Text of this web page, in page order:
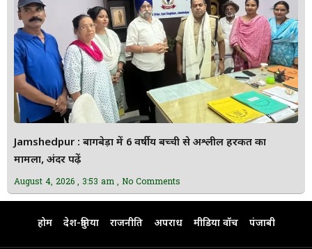
Jamshedpur : बागबेड़ा में 6 वर्षीय बच्ची से अश्लील हरकत का
मामला, अंदर पढ़ें
August 4, 2026 3:53 am No Comments
होम देश-दुनिया राजनीति अपराध मीडिया वॉच पंजाबी